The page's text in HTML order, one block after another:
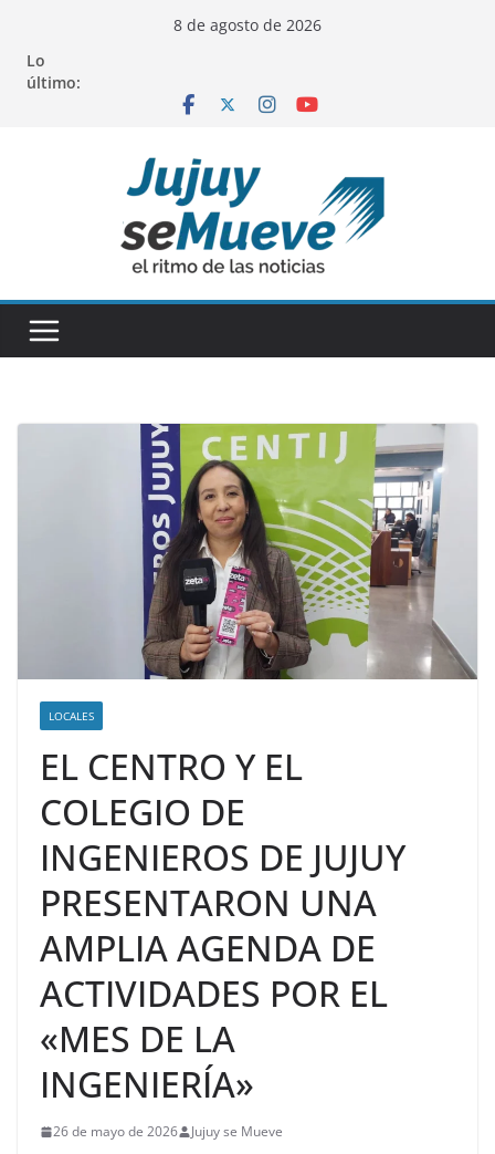
contenido
8 de agosto de 2026
Lo
último:
LOCALES
EL CENTRO Y EL
COLEGIO DE
INGENIEROS DE JUJUY
PRESENTARON UNA
AMPLIA AGENDA DE
ACTIVIDADES POR EL
«MES DE LA
INGENIERÍA»
26 de mayo de 2026 Jujuy se Mueve